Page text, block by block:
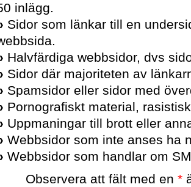
inlägg.
Sidor som länkar till en
Halvfärdiga webbsidor, dvs
Sidor där majoriteten av
Spamsidor eller sidor med
Pornografiskt material,
Uppmaningar till brott eller
Webbsidor som inte anses ha
Webbsidor som handlar om
Observera att fält med en *